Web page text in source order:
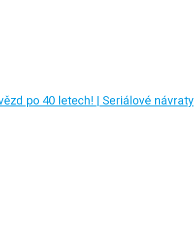
po 40 letech! | Seriálové návraty